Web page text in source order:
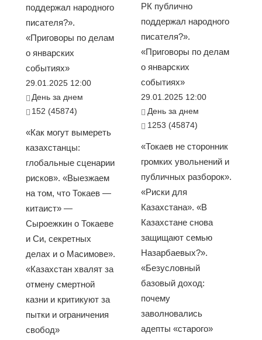
поддержал народного
писателя?».
«Приговоры по делам
о январских
событиях»
29.01.2025 12:00
День за днем
152 (45874)
«Как могут вымереть
казахстанцы:
глобальные сценарии
рисков». «Выезжаем
на том, что Токаев —
китаист» —
Сыроежкин о Токаеве
и Си, секретных
делах и о Масимове».
«Казахстан хвалят за
отмену смертной
казни и критикуют за
пытки и ограничения
свобод»
РК публично
поддержал народного
писателя?».
«Приговоры по делам
о январских
событиях»
29.01.2025 12:00
День за днем
1253 (45874)
«Токаев не сторонник
громких увольнений и
публичных разборок».
«Риски для
Казахстана». «В
Казахстане снова
защищают семью
Назарбаевых?».
«Безусловный
базовый доход:
почему
заволновались
адепты «старого»